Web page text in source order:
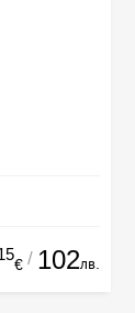
€ / 102лв.